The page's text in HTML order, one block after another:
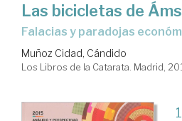
Las bicicletas de
falacias y paradojas
Muñoz Cidad, Cándido
Los Libros de la Catarata. Madrid,